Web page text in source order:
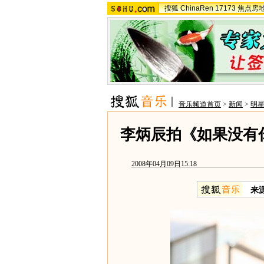
搜狐 ChinaRen 17173 焦点房
音乐频道首页 > 新闻 > 明
李炳辰拍《如果没
2008年04月09日15:18
来